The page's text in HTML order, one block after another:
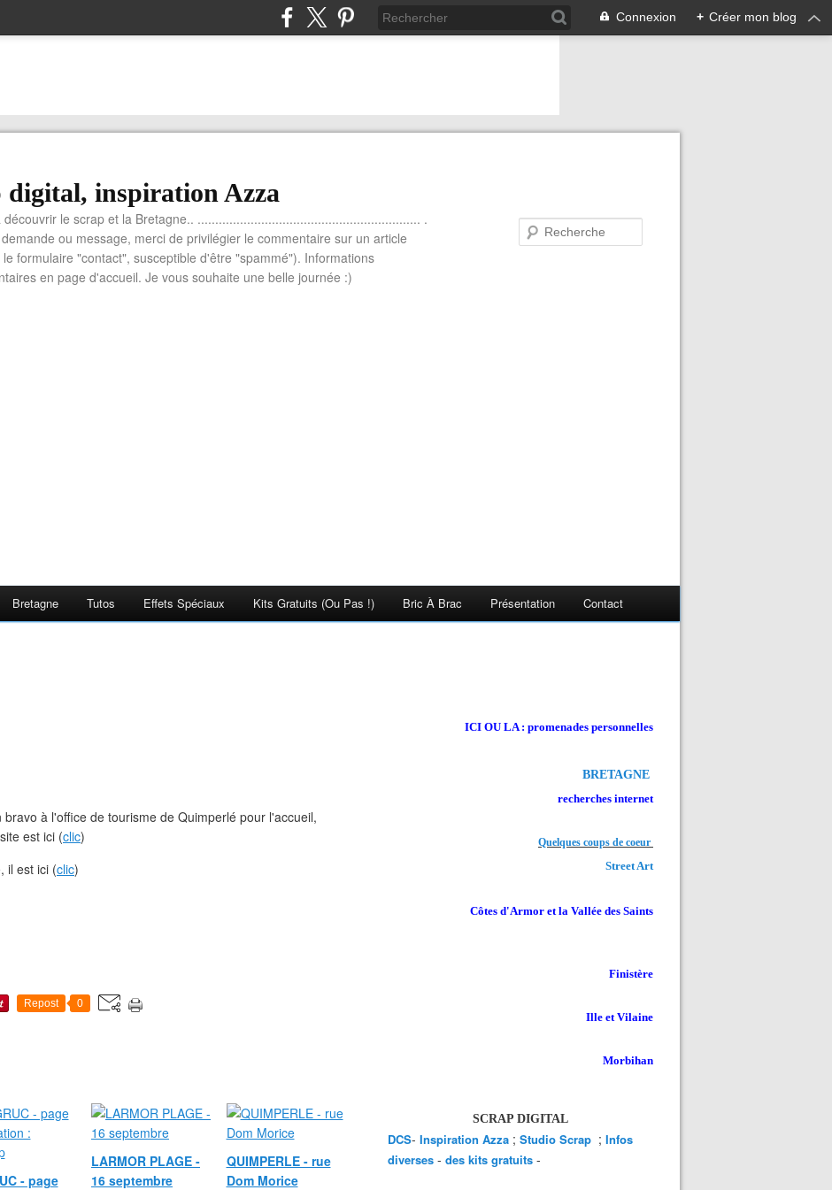
Connexion + Créer mon blog
digital, inspiration Azza
découvrir le scrap et la Bretagne.. ............................................................... .
ou message, merci de privilégier le commentaire sur un article
formulaire "contact", susceptible d'être "spammé"). Informations
en page d'accueil. Je vous souhaite une belle journée :)
Bretagne Tutos Effets Spéciaux Kits Gratuits (ou Pas !) Bric À Brac Présentation Contact
à l'office de tourisme de Quimperlé pour l'accueil,
est ici (clic)
il est ici (clic)
Repost 0
- page
LARMOR PLAGE -
16 septembre
QUIMPERLE - rue
Dom Morice
ICI OU LA : promenades personnelles
BRETAGNE
recherches internet
Quelques coups de coeur
Street Art
Côtes d'Armor et la Vallée des Saints
Finistère
Ille et Vilaine
Morbihan
SCRAP DIGITAL
DCS- Inspiration Azza ; Studio Scrap ; Infos
diverses - des kits gratuits -